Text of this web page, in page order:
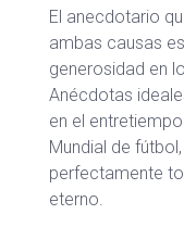
El anecdotario
ambas causas
generosidad en
Anécdotas
en el
Mundial de
perfectamente
eterno.